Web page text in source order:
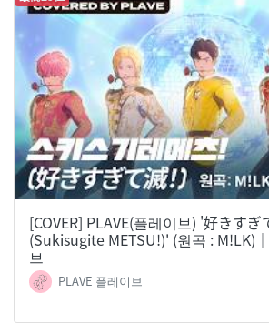
[COVER] PLAVE(플레이브) '好きすぎ
(Sukisugite METSU!)' (원곡 : M!LK)
브
PLAVE 플레이브